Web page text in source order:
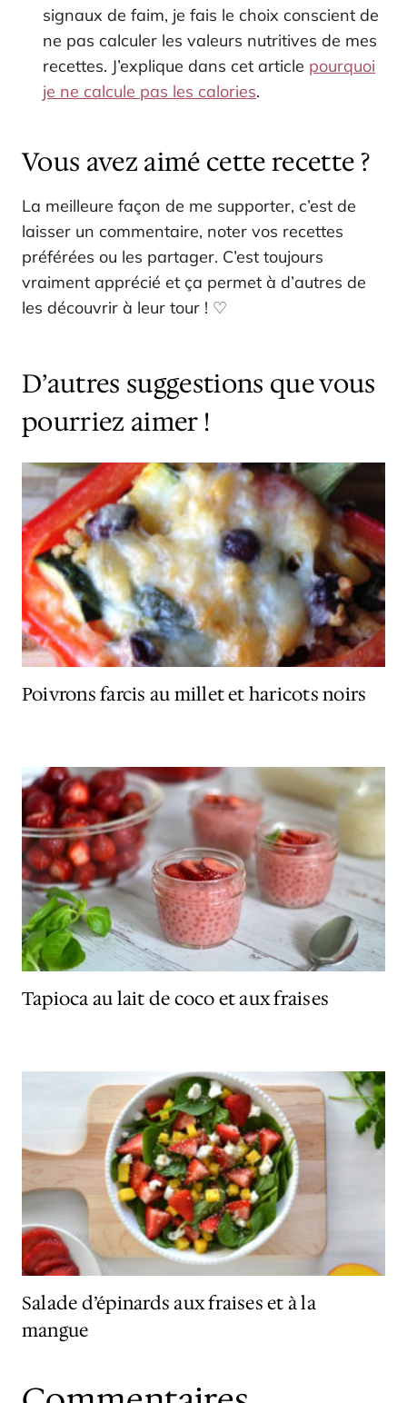
signaux de faim, je fais le choix conscient de
ne pas calculer les valeurs nutritives de mes
recettes. J’explique dans cet article pourquoi
je ne calcule pas les calories.
Vous avez aimé cette recette ?
La meilleure façon de me supporter, c’est de
laisser un commentaire, noter vos recettes
préférées ou les partager. C’est toujours
vraiment apprécié et ça permet à d’autres de
les découvrir à leur tour ! ♡
D’autres suggestions que vous
pourriez aimer !
Poivrons farcis au millet et haricots noirs
Tapioca au lait de coco et aux fraises
Salade d’épinards aux fraises et à la
mangue